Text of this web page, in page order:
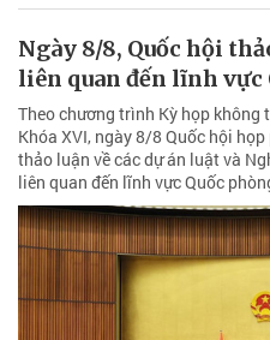
Ngày 8/8, Quốc hội
liên quan đến lĩnh vực
Theo chương trình Kỳ họp không
Khóa XVI, ngày 8/8 Quốc hội
thảo luận về các dự án luật và
liên quan đến lĩnh vực Quốc